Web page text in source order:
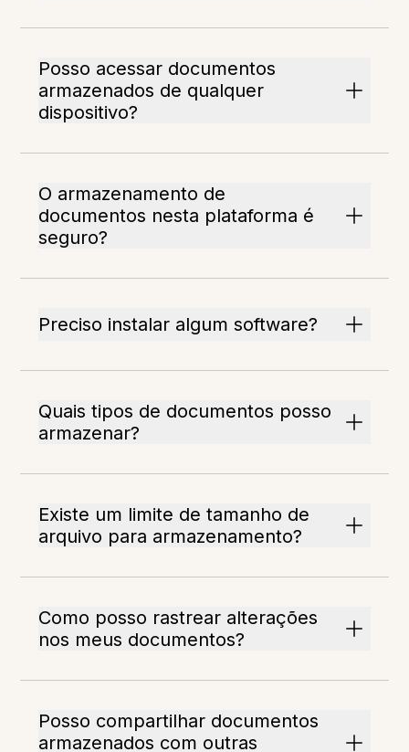
Posso acessar documentos
armazenados de qualquer
dispositivo?
O armazenamento de
documentos nesta plataforma é
seguro?
Preciso instalar algum software?
Quais tipos de documentos posso
armazenar?
Existe um limite de tamanho de
arquivo para armazenamento?
Como posso rastrear alterações
nos meus documentos?
Posso compartilhar documentos
armazenados com outras